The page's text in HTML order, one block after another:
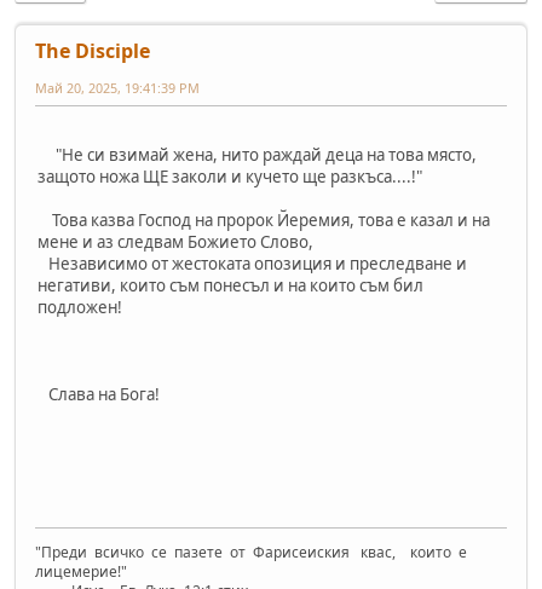
The Disciple
Май 20, 2025, 19:41:39 PM
"Не си взимай жена, нито раждай деца на това място,
защото ножа ЩЕ заколи и кучето ще разкъса....!"
Това казва Господ на пророк Йеремия, това е казал и на
мене и аз следвам Божието Слово,
Независимо от жестоката опозиция и преследване и
негативи, които съм понесъл и на които съм бил
подложен!
Слава на Бога!
"Преди всичко се пазете от Фарисеиския квас, които е
лицемерие!"